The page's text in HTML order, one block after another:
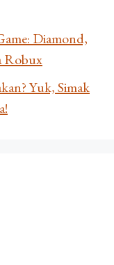
Diamond,
Robux
Yuk, Simak